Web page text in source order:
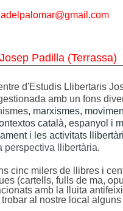
Padilla (Terrassa)
d'Estudis Llibertaris
amb un fons
s, marxismes,
català, espanyol i
i les activitats
perspectiva llibertària.
cinc milers de llibres i
(cartells, fulls de ma,
amb la lluita
al nostre local